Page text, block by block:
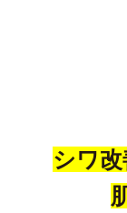
シワ